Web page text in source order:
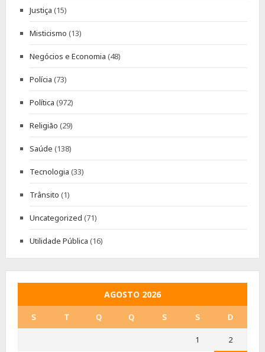
Justiça (15)
Misticismo (13)
Negócios e Economia (48)
Polícia (73)
Política (972)
Religião (29)
Saúde (138)
Tecnologia (33)
Trânsito (1)
Uncategorized (71)
Utilidade Pública (16)
AGOSTO 2026
S T Q Q S S D
1 2